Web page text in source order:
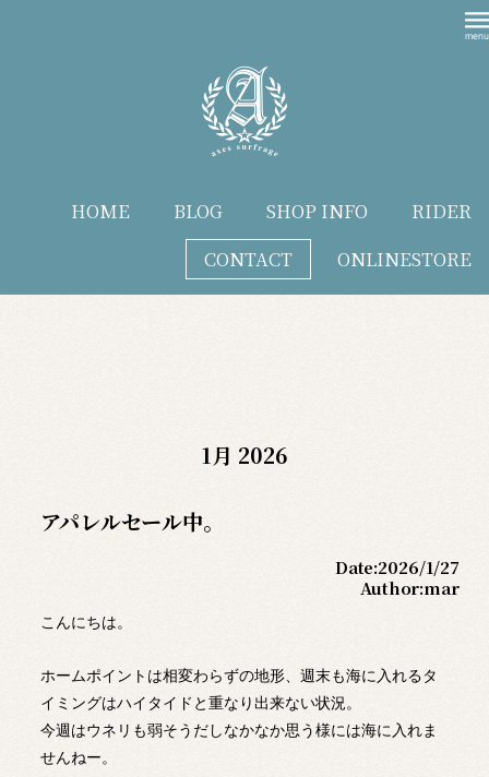
HOME BLOG SHOP INFO
RIDER
CONTACT
ONLINESTORE
1月 2026
アパレルセール中。
Date:2026/1/27
Author:mar
こんにちは。
ホームポイントは相変わらずの地形、週末も海に入れるタ
イミングはハイタイドと重なり出来ない状況。
今週はウネリも弱そうだしなかなか思う様には海に入れま
せんねー。